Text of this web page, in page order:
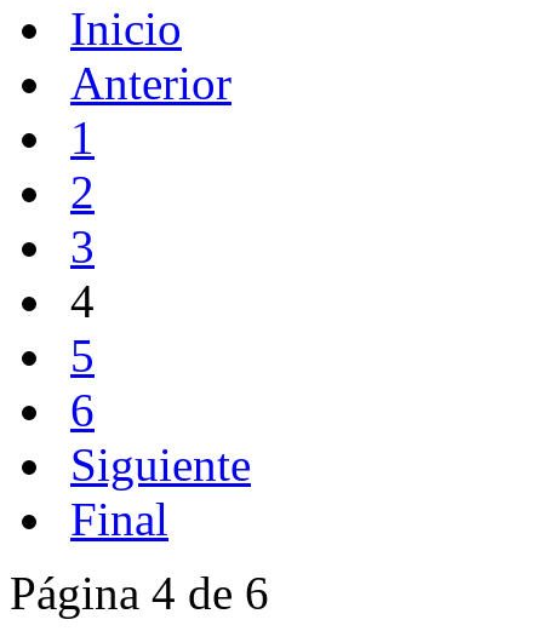
Inicio
Anterior
1
2
3
4
5
6
Siguiente
Final
Página 4 de 6